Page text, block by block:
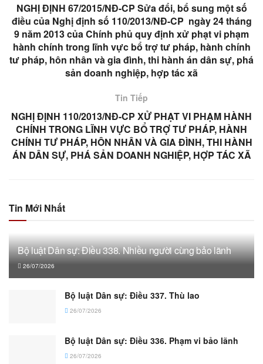
NGHỊ ĐỊNH 67/2015/NĐ-CP Sửa đổi, bổ sung một số
điều của Nghị định số 110/2013/NĐ-CP ngày 24 tháng
9 năm 2013 của Chính phủ quy định xử phạt vi phạm
hành chính trong lĩnh vực bổ trợ tư pháp, hành chính
tư pháp, hôn nhân và gia đình, thi hành án dân sự, phá
sản doanh nghiệp, hợp tác xã
Tin Tiếp
NGHỊ ĐỊNH 110/2013/NĐ-CP XỬ PHẠT VI PHẠM HÀNH
CHÍNH TRONG LĨNH VỰC BỔ TRỢ TƯ PHÁP, HÀNH
CHÍNH TƯ PHÁP, HÔN NHÂN VÀ GIA ĐÌNH, THI HÀNH
ÁN DÂN SỰ, PHÁ SẢN DOANH NGHIỆP, HỢP TÁC XÃ
Tin Mới Nhất
Bộ luật Dân sự: Điều 338. Nhiều người cùng bảo lãnh
26/07/2026
Bộ luật Dân sự: Điều 337. Thù lao
26/07/2026
Bộ luật Dân sự: Điều 336. Phạm vi bảo lãnh
26/07/2026